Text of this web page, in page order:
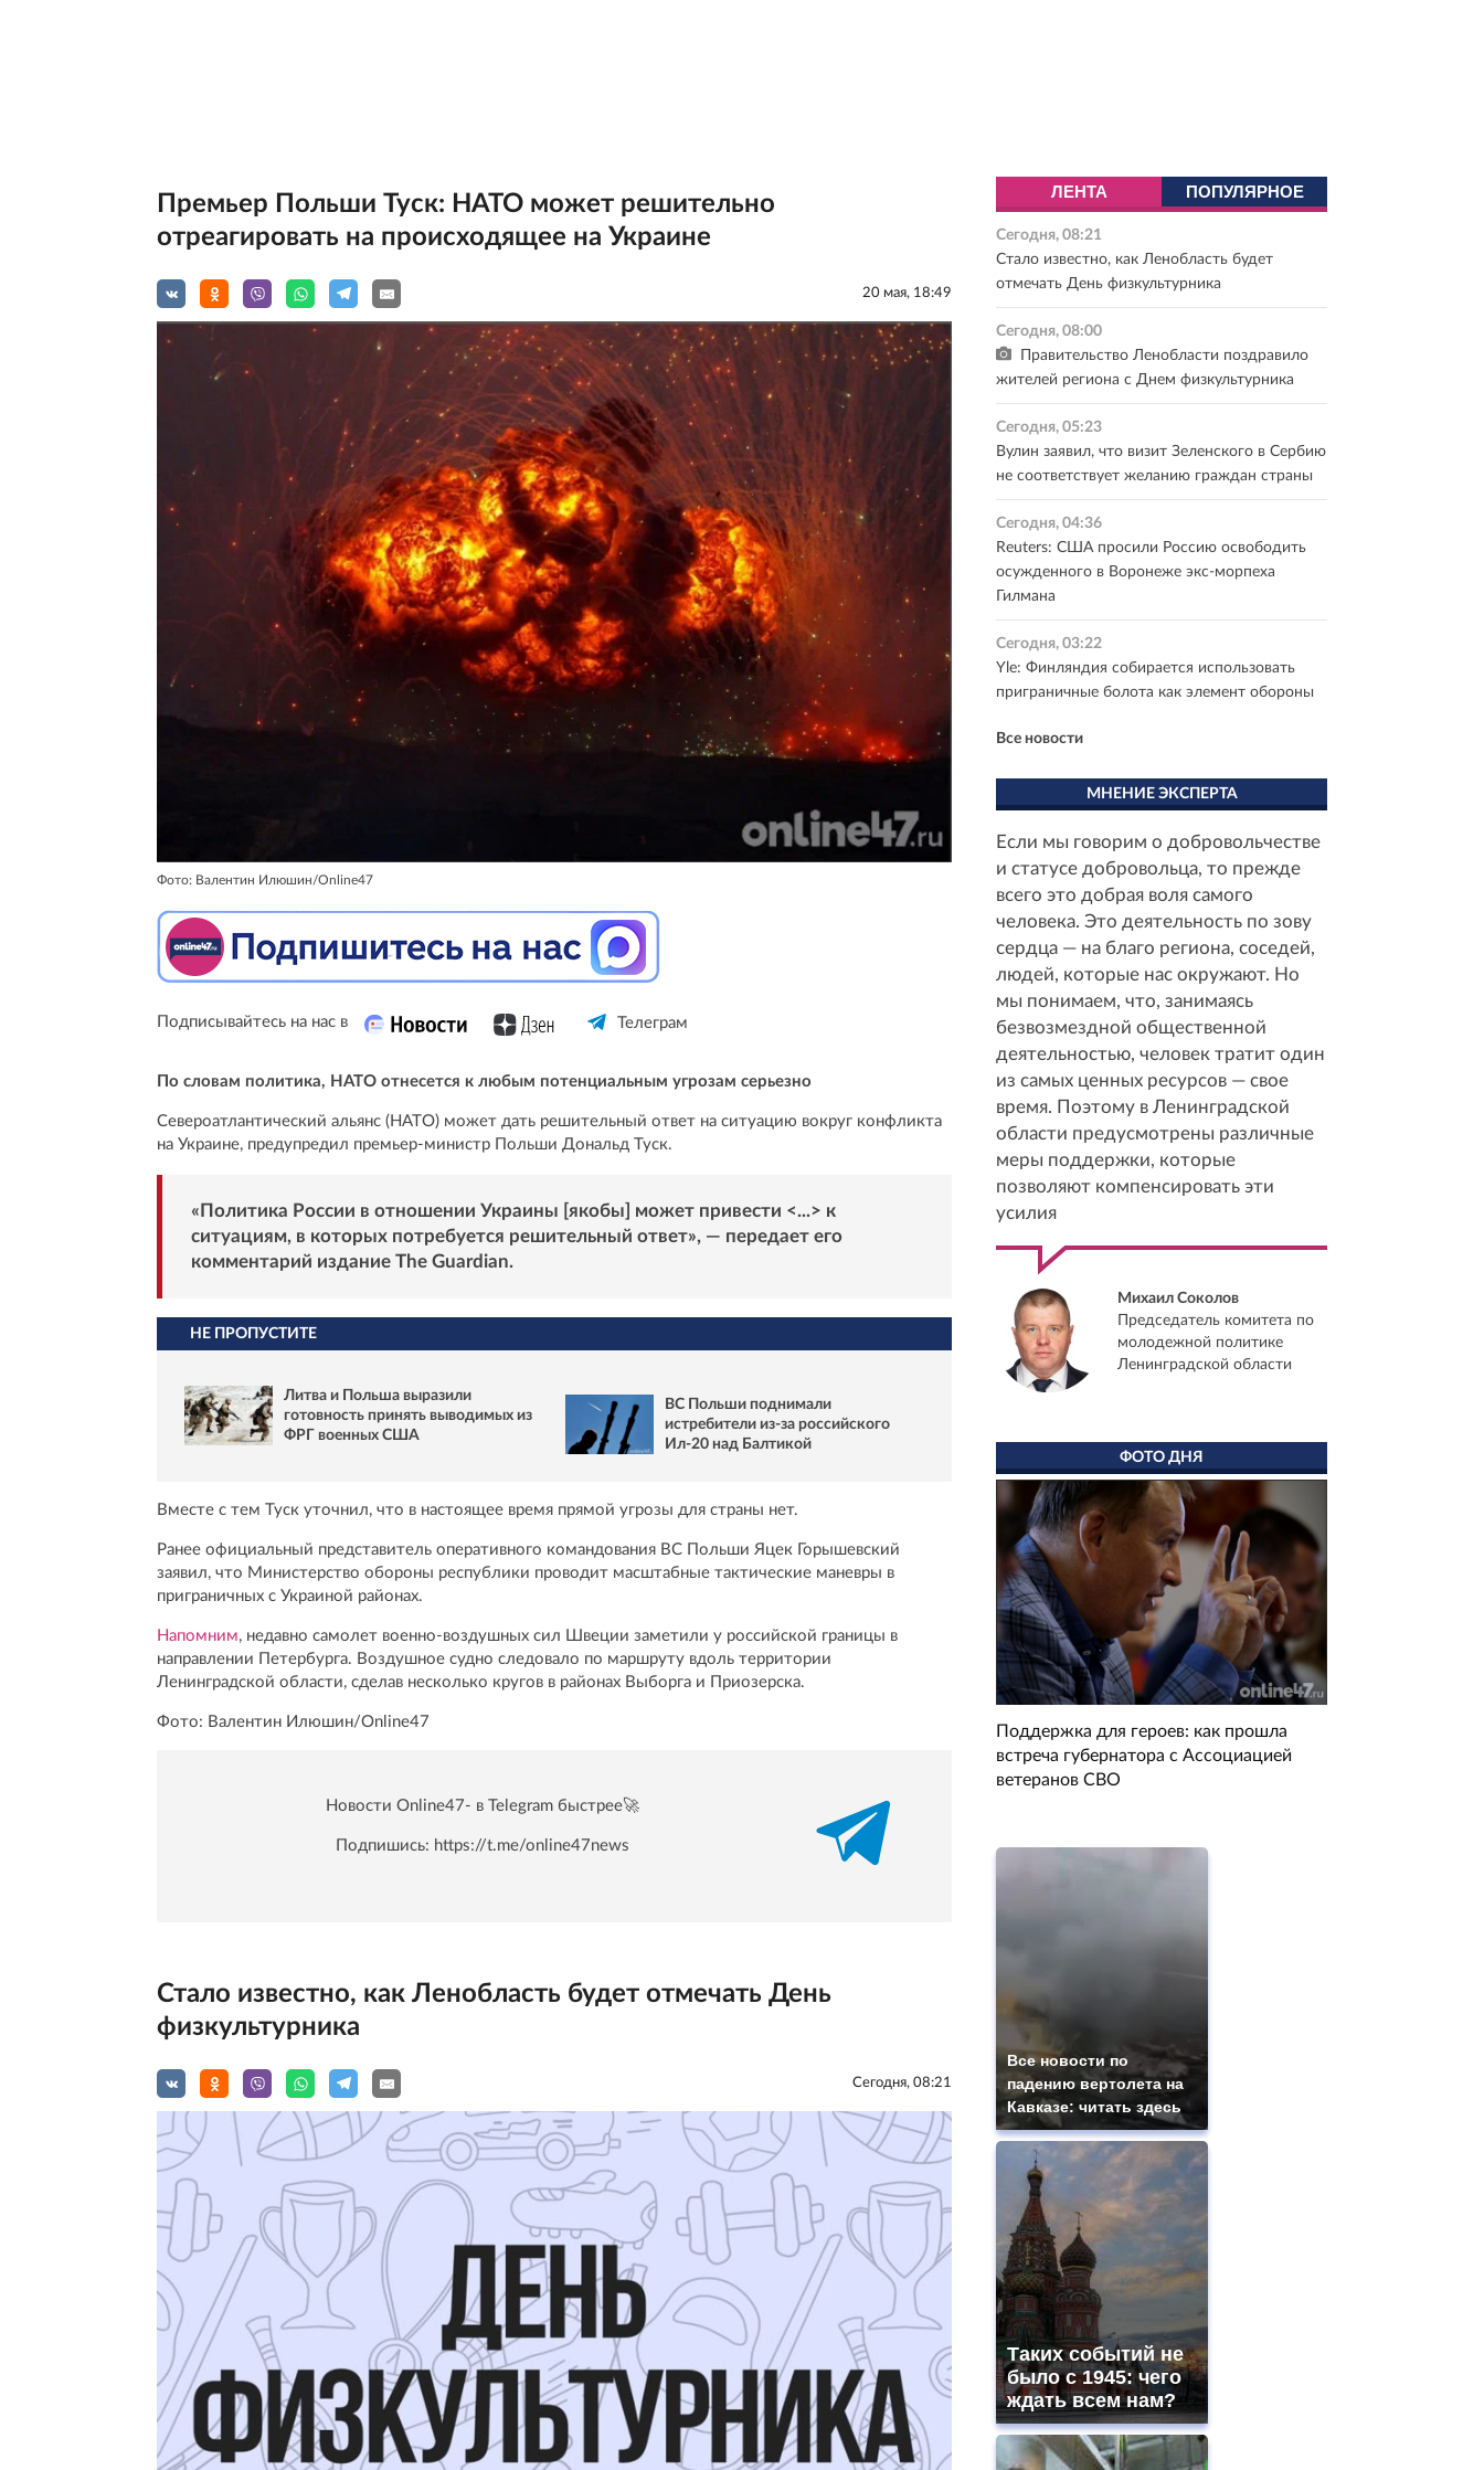
Премьер Польши Туск: НАТО может решительно
отреагировать на происходящее на Украине
20 мая, 18:49
Фото: Валентин Илюшин/Online47
Подписывайтесь на нас в Телеграм
По словам политика, НАТО отнесется к любым потенциальным угрозам серьезно
Североатлантический альянс (НАТО) может дать решительный ответ на ситуацию вокруг конфликта
на Украине, предупредил премьер-министр Польши Дональд Туск.
«Политика России в отношении Украины [якобы] может привести <...> к
ситуациям, в которых потребуется решительный ответ», — передает его
комментарий издание The Guardian.
НЕ ПРОПУСТИТЕ
Литва и Польша выразили
готовность принять выводимых из
ФРГ военных США
ВС Польши поднимали
истребители из-за российского
Ил-20 над Балтикой
Вместе с тем Туск уточнил, что в настоящее время прямой угрозы для страны нет.
Ранее официальный представитель оперативного командования ВС Польши Яцек Горышевский
заявил, что Министерство обороны республики проводит масштабные тактические маневры в
приграничных с Украиной районах.
Напомним, недавно самолет военно-воздушных сил Швеции заметили у российской границы в
направлении Петербурга. Воздушное судно следовало по маршруту вдоль территории
Ленинградской области, сделав несколько кругов в районах Выборга и Приозерска.
Фото: Валентин Илюшин/Online47
Новости Online47- в Telegram быстрее🚀
Подпишись: https://t.me/online47news
Стало известно, как Ленобласть будет отмечать День
физкультурника
Сегодня, 08:21
ЛЕНТА ПОПУЛЯРНОЕ
Сегодня, 08:21
Стало известно, как Ленобласть будет
отмечать День физкультурника
Сегодня, 08:00
Правительство Ленобласти поздравило
жителей региона с Днем физкультурника
Сегодня, 05:23
Вулин заявил, что визит Зеленского в Сербию
не соответствует желанию граждан страны
Сегодня, 04:36
Reuters: США просили Россию освободить
осужденного в Воронеже экс-морпеха
Гилмана
Сегодня, 03:22
Yle: Финляндия собирается использовать
приграничные болота как элемент обороны
Все новости
МНЕНИЕ ЭКСПЕРТА
Если мы говорим о добровольчестве
и статусе добровольца, то прежде
всего это добрая воля самого
человека. Это деятельность по зову
сердца — на благо региона, соседей,
людей, которые нас окружают. Но
мы понимаем, что, занимаясь
безвозмездной общественной
деятельностью, человек тратит один
из самых ценных ресурсов — свое
время. Поэтому в Ленинградской
области предусмотрены различные
меры поддержки, которые
позволяют компенсировать эти
усилия
Михаил Соколов
Председатель комитета по
молодежной политике
Ленинградской области
ФОТО ДНЯ
Поддержка для героев: как прошла
встреча губернатора с Ассоциацией
ветеранов СВО
Все новости по
падению вертолета на
Кавказе: читать здесь
Таких событий не
было с 1945: чего
ждать всем нам?